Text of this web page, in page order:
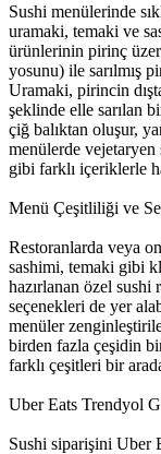
Sushi menülerinde
uramaki, temaki ve
ürünlerinin pirinç
yosunu) ile sarılmış
Uramaki, pirincin
şeklinde elle sarılan
çiğ balıktan oluşur,
menülerde vejetaryen
gibi farklı içeriklerle
Menü Çeşitliliği ve
Restoranlarda veya
sashimi, temaki gibi
hazırlanan özel sushi
seçenekleri de yer
menüler
birden fazla çeşidin
farklı çeşitleri bir
Uber Eats Trendyol
Sushi siparişini Uber